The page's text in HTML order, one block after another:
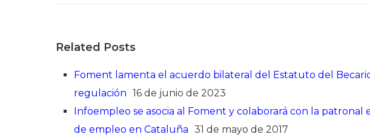
Related Posts
Foment lamenta el acuerdo bilateral del Estatuto del
regulación 16 de junio de 2023
Infoempleo se asocia al Foment y colaborará con la
de empleo en Cataluña 31 de mayo de 2017